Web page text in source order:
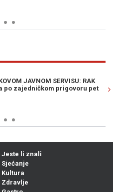
objavio vremensku
Jeste li znali
Sjećanje
Kultura
Zdravlje